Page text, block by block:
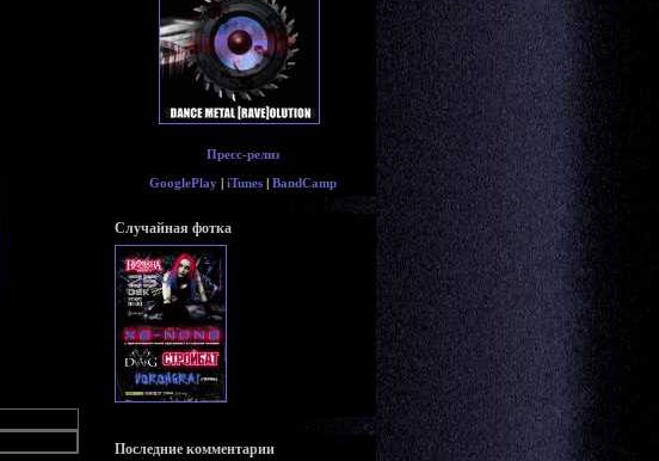
Пресс-релиз
GooglePlay| iTunes| BandCamp
Случайная фотка
Последние комментарии